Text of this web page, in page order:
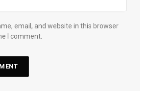
email, and website in this browser
I comment.